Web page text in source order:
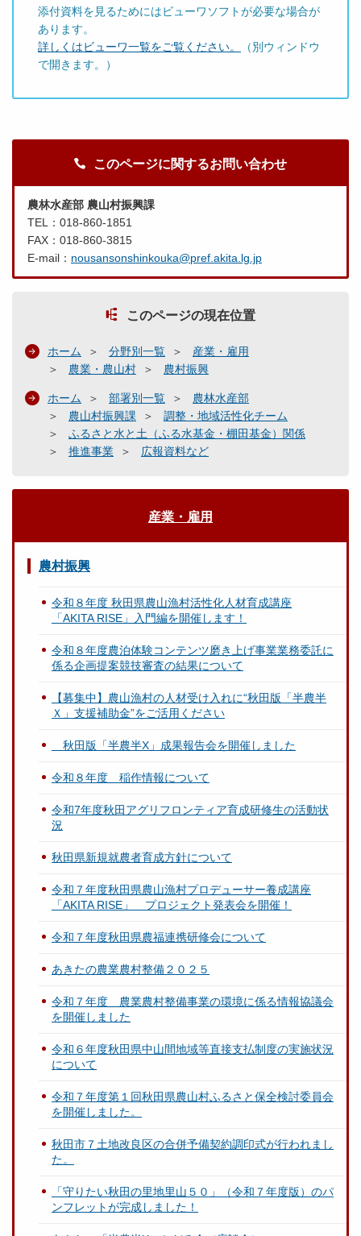
添付資料を見るためにはビューワソフトが必要な場合が
あります。
詳しくはビューワ一覧をご覧ください。
（別ウィンドウ
で開きます。）
このページに関するお問い合わせ
農林水産部 農山村振興課
TEL：018-860-1851
FAX：018-860-3815
E-mail： nousansonshinkouka@pref.akita.lg.jp
このページの現在位置
ホーム 分野別一覧
産業・雇用
農業・農山村
農村振興
ホーム 部署別一覧
農林水産部
農山村振興課
調整・地域活性化チーム
ふるさと水と土（ふる水基金・棚田基金）関係
推進事業
広報資料など
産業・雇用
農村振興
令和８年度 秋田県農山漁村活性化人材育成講座
「AKITA RISE」入門編を開催します！
令和８年度農泊体験コンテンツ磨き上げ事業業務委託に
係る企画提案競技審査の結果について
【募集中】農山漁村の人材受け入れに“秋田版「半農半
Ｘ」支援補助金”をご活用ください
秋田版「半農半X」成果報告会を開催しました
令和８年度 稲作情報について
令和7年度秋田アグリフロンティア育成研修生の活動状
況
秋田県新規就農者育成方針について
令和７年度秋田県農山漁村プロデューサー養成講座
「AKITA RISE」 プロジェクト発表会を開催！
令和７年度秋田県農福連携研修会について
あきたの農業農村整備２０２５
令和７年度 農業農村整備事業の環境に係る情報協議会
を開催しました
令和６年度秋田県中山間地域等直接支払制度の実施状況
について
令和７年度第１回秋田県農山村ふるさと保全検討委員会
を開催しました。
秋田市７土地改良区の合併予備契約調印式が行われまし
た。
「守りたい秋田の里地里山５０」（令和７年度版）のパ
ンフレットが完成しました！